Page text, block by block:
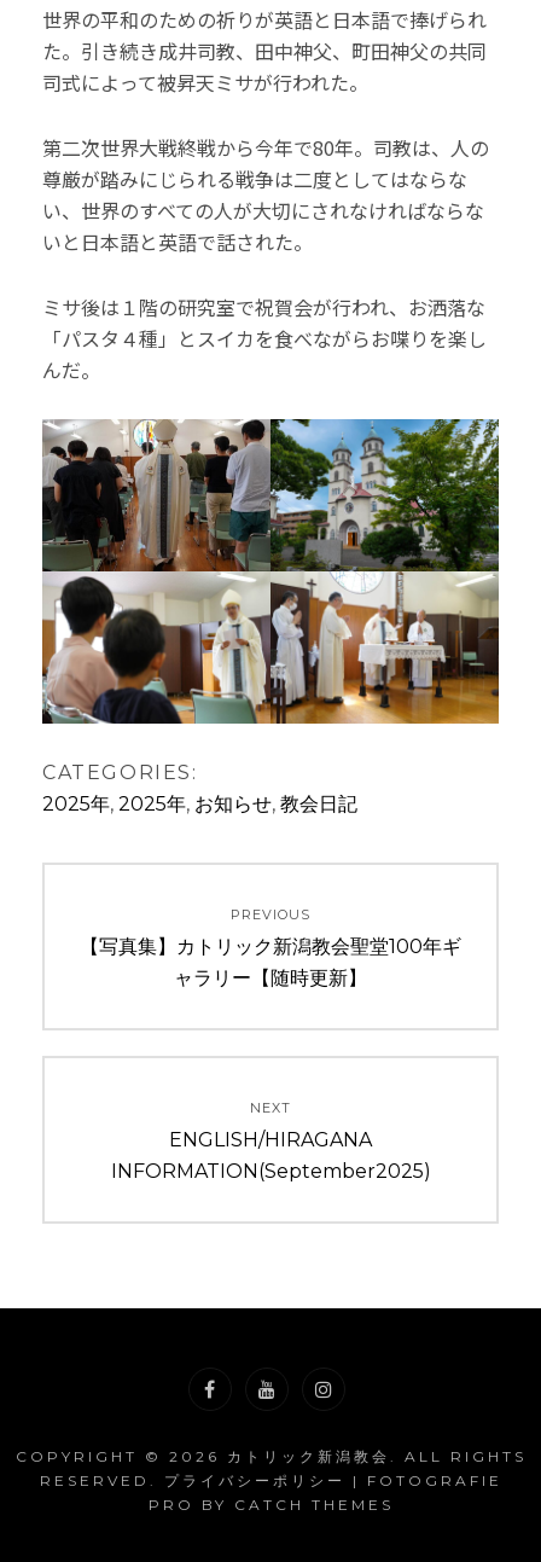
世界の平和のための祈りが英語と日本語で捧げられ
た。引き続き成井司教、田中神父、町田神父の共同
司式によって被昇天ミサが行われた。
第二次世界大戦終戦から今年で80年。司教は、人の
尊厳が踏みにじられる戦争は二度としてはならな
い、世界のすべての人が大切にされなければならな
いと日本語と英語で話された。
ミサ後は１階の研究室で祝賀会が行われ、お洒落な
「パスタ４種」とスイカを食べながらお喋りを楽し
んだ。
CATEGORIES:
2025年, 2025年, お知らせ, 教会日記
ビ
PREVIOUS
Previous
【写真集】カトリック新潟教会聖堂100年ギ
ャラリー【随時更新】
NEXT
Next
post:
ENGLISH/HIRAGANA
INFORMATION(September2025)
COPYRIGHT © 2026 カトリック新潟教会
. ALL RIGHTS
RESERVED. プライバシーポリシー
| FOTOGRAFIE
PRO BY CATCH THEMES